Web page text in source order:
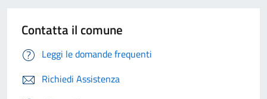
Contatta il comune
Leggi le domande frequenti
Richiedi Assistenza